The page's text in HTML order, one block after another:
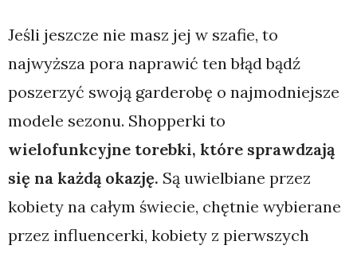
Jeśli jeszcze nie masz jej w szafie, to
najwyższa pora naprawić ten błąd bądź
poszerzyć swoją garderobę o najmodniejsze
modele sezonu. Shopperki to
wielofunkcyjne torebki, które sprawdzają
się na każdą okazję. Są uwielbiane przez
kobiety na całym świecie, chętnie wybierane
przez influencerki, kobiety z pierwszych